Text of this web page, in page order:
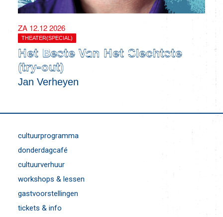
ZA 12.12 2026
THEATER(SPECIAL)
Het Beste Van Het Slechtste
(try-out)
Jan Verheyen
cultuurprogramma
donderdagcafé
cultuurverhuur
workshops & lessen
gastvoorstellingen
tickets & info